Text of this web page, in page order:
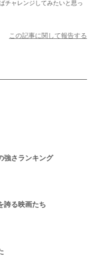
チャレンジしてみたいと思っ
この記事に関して報告する
強さランキング
誇る映画たち